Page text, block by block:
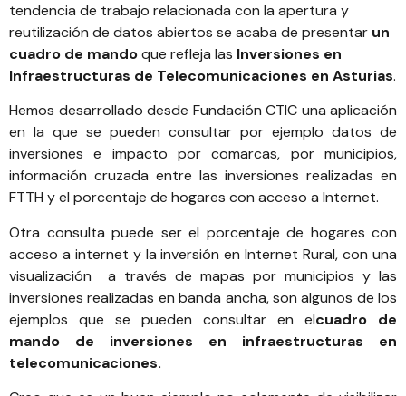
tendencia de trabajo relacionada con la apertura y
reutilización de datos abiertos se acaba de presentar un
cuadro de mandoque refleja las Inversiones en
Infraestructuras de Telecomunicaciones en Asturias.
Hemos desarrollado desde Fundación CTIC una aplicación
en la que se pueden consultar por ejemplo datos de
inversiones e impacto por comarcas, por municipios,
información cruzada entre las inversiones realizadas en
FTTH y el porcentaje de hogares con acceso a Internet.
Otra consulta puede ser el porcentaje de hogares con
acceso a internet y la inversión en Internet Rural, con una
visualización a través de mapas por municipios y las
inversiones realizadas en banda ancha, son algunos de los
ejemplos que se pueden consultar en elcuadro de
mando de inversiones en infraestructuras en
telecomunicaciones.